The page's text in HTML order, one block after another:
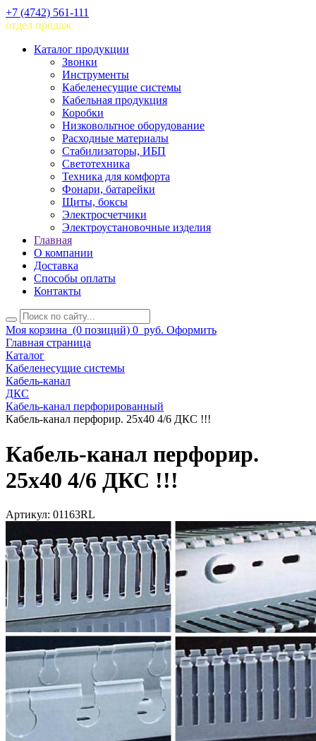
+7 (4742) 561-111
отдел продаж
Каталог продукции
Звонки
Инструменты
Кабеленесущие системы
Кабельная продукция
Коробки
Низковольтное оборудование
Расходные материалы
Стабилизаторы, ИБП
Светотехника
Техника для комфорта
Фонари, батарейки
Щиты, боксы
Электросчетчики
Электроустановочные изделия
Главная
О компании
Доставка
Способы оплаты
Контакты
Моя корзина (0 позиций) 0 руб. Оформить
Главная страница
Каталог
Кабеленесущие системы
Кабель-канал
ДКС
Кабель-канал перфорированный
Кабель-канал перфорир. 25х40 4/6 ДКС !!!
Кабель-канал перфорир.
25х40 4/6 ДКС !!!
Артикул: 01163RL